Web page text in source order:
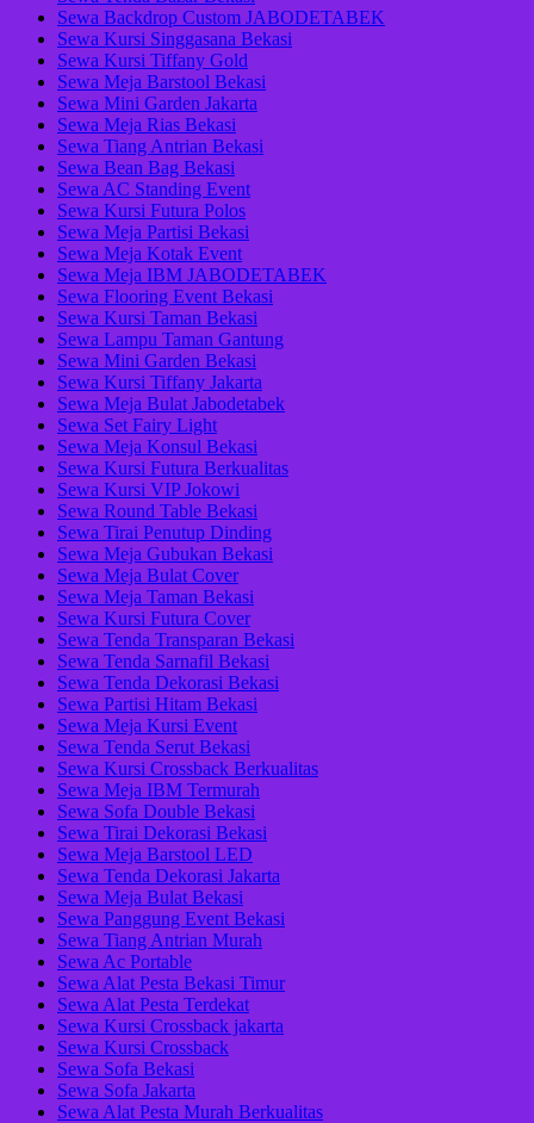
Sewa Backdrop Custom JABODETABEK
Sewa Kursi Singgasana Bekasi
Sewa Kursi Tiffany Gold
Sewa Meja Barstool Bekasi
Sewa Mini Garden Jakarta
Sewa Meja Rias Bekasi
Sewa Tiang Antrian Bekasi
Sewa Bean Bag Bekasi
Sewa AC Standing Event
Sewa Kursi Futura Polos
Sewa Meja Partisi Bekasi
Sewa Meja Kotak Event
Sewa Meja IBM JABODETABEK
Sewa Flooring Event Bekasi
Sewa Kursi Taman Bekasi
Sewa Lampu Taman Gantung
Sewa Mini Garden Bekasi
Sewa Kursi Tiffany Jakarta
Sewa Meja Bulat Jabodetabek
Sewa Set Fairy Light
Sewa Meja Konsul Bekasi
Sewa Kursi Futura Berkualitas
Sewa Kursi VIP Jokowi
Sewa Round Table Bekasi
Sewa Tirai Penutup Dinding
Sewa Meja Gubukan Bekasi
Sewa Meja Bulat Cover
Sewa Meja Taman Bekasi
Sewa Kursi Futura Cover
Sewa Tenda Transparan Bekasi
Sewa Tenda Sarnafil Bekasi
Sewa Tenda Dekorasi Bekasi
Sewa Partisi Hitam Bekasi
Sewa Meja Kursi Event
Sewa Tenda Serut Bekasi
Sewa Kursi Crossback Berkualitas
Sewa Meja IBM Termurah
Sewa Sofa Double Bekasi
Sewa Tirai Dekorasi Bekasi
Sewa Meja Barstool LED
Sewa Tenda Dekorasi Jakarta
Sewa Meja Bulat Bekasi
Sewa Panggung Event Bekasi
Sewa Tiang Antrian Murah
Sewa Ac Portable
Sewa Alat Pesta Bekasi Timur
Sewa Alat Pesta Terdekat
Sewa Kursi Crossback jakarta
Sewa Kursi Crossback
Sewa Sofa Bekasi
Sewa Sofa Jakarta
Sewa Alat Pesta Murah Berkualitas